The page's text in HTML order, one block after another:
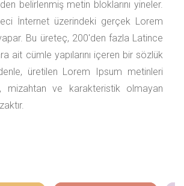
belirlenmiş metin bloklarını yineler.
İnternet üzerindeki gerçek Lorem
Bu üreteç, 200'den fazla Latince
ait cümle yapılarını içeren bir sözlük
üretilen Lorem Ipsum metinleri
mizahtan ve karakteristik olmayan